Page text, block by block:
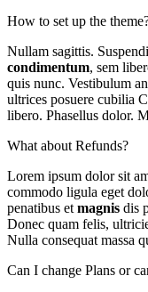
How to set up the
Nullam sagittis.
condimentum, sem
quis nunc. Vestibulum
ultrices posuere cubilia
libero. Phasellus dolor.
What about Refunds?
Lorem ipsum dolor sit
commodo ligula eget
penatibus etmagnis dis
Donec quam felis,
Nulla consequat massa
Can I change Plans or